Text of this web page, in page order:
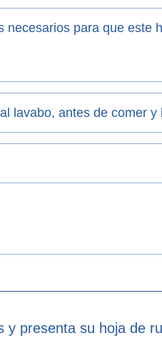
necesarios para que este
lavabo, antes de comer
y presenta su hoja de